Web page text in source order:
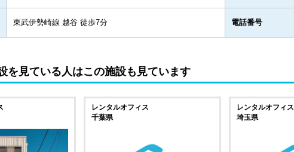
東武伊勢崎線 越谷 徒歩7分 電話番号
を見ている人はこの施設も見ています
レンタルオフィス
千葉県
レンタルオフィス
埼玉県